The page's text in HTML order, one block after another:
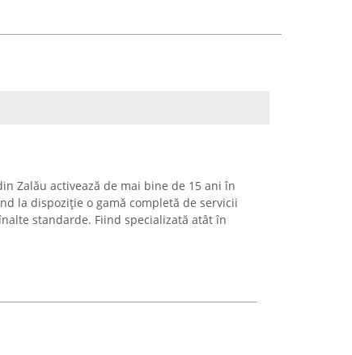
Zalău activează de mai bine de 15 ani în
la dispoziție o gamă completă de servicii
standarde. Fiind specializată atât în